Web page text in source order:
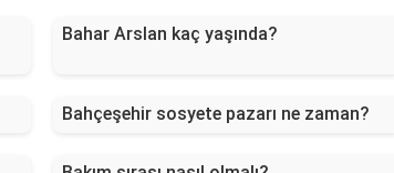
Bahar Arslan kaç yaşında?
Bahçeşehir sosyete pazarı ne zaman?